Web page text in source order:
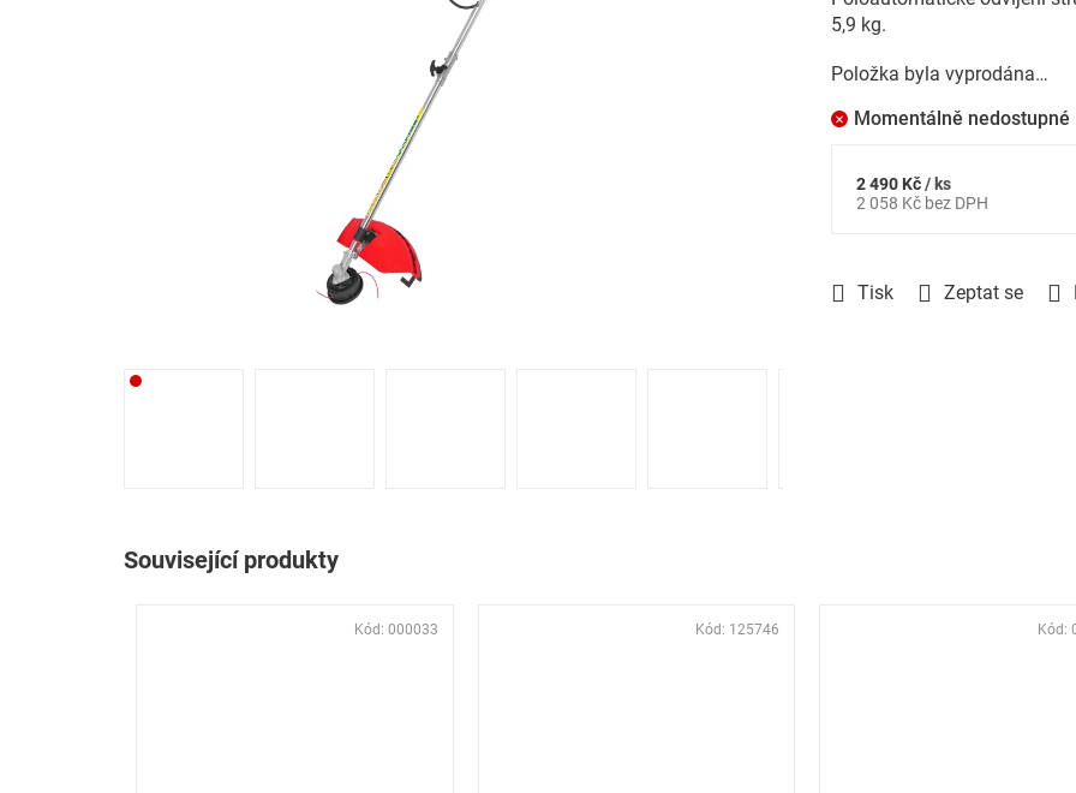
Momentálně nedostupné
Položka byla vyprodána…
5,9 kg.
Tisk Zeptat se
2 490 Kč/ ks
2 058 Kč bez DPH
Měrná
Související produkty
Kód: 000033 Kód: 125746 Kód: